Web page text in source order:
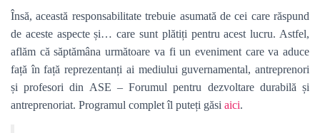
Însă, această responsabilitate trebuie asumată de cei care răspund
de aceste aspecte și… care sunt plătiți pentru acest lucru. Astfel,
aflăm că săptămâna următoare va fi un eveniment care va aduce
față în față reprezentanți ai mediului guvernamental, antreprenori
și profesori din ASE – Forumul pentru dezvoltare durabilă și
antreprenoriat. Programul complet îl puteți găsi aici.